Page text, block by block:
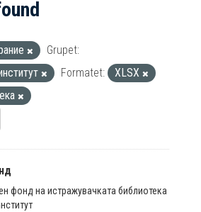
Grupet:
Formatet:
XLSX
фонд на истражувачката библиотека